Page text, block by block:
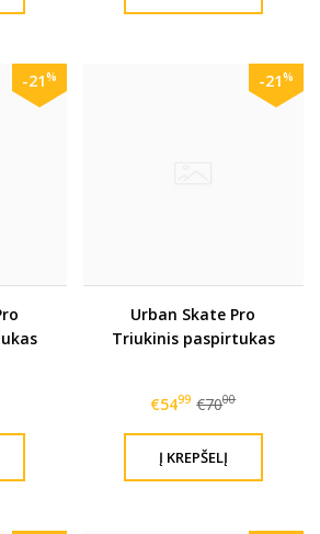
-21% -21%
Urban Skate Pro
Triukinis paspirtukas
€5499 €7000